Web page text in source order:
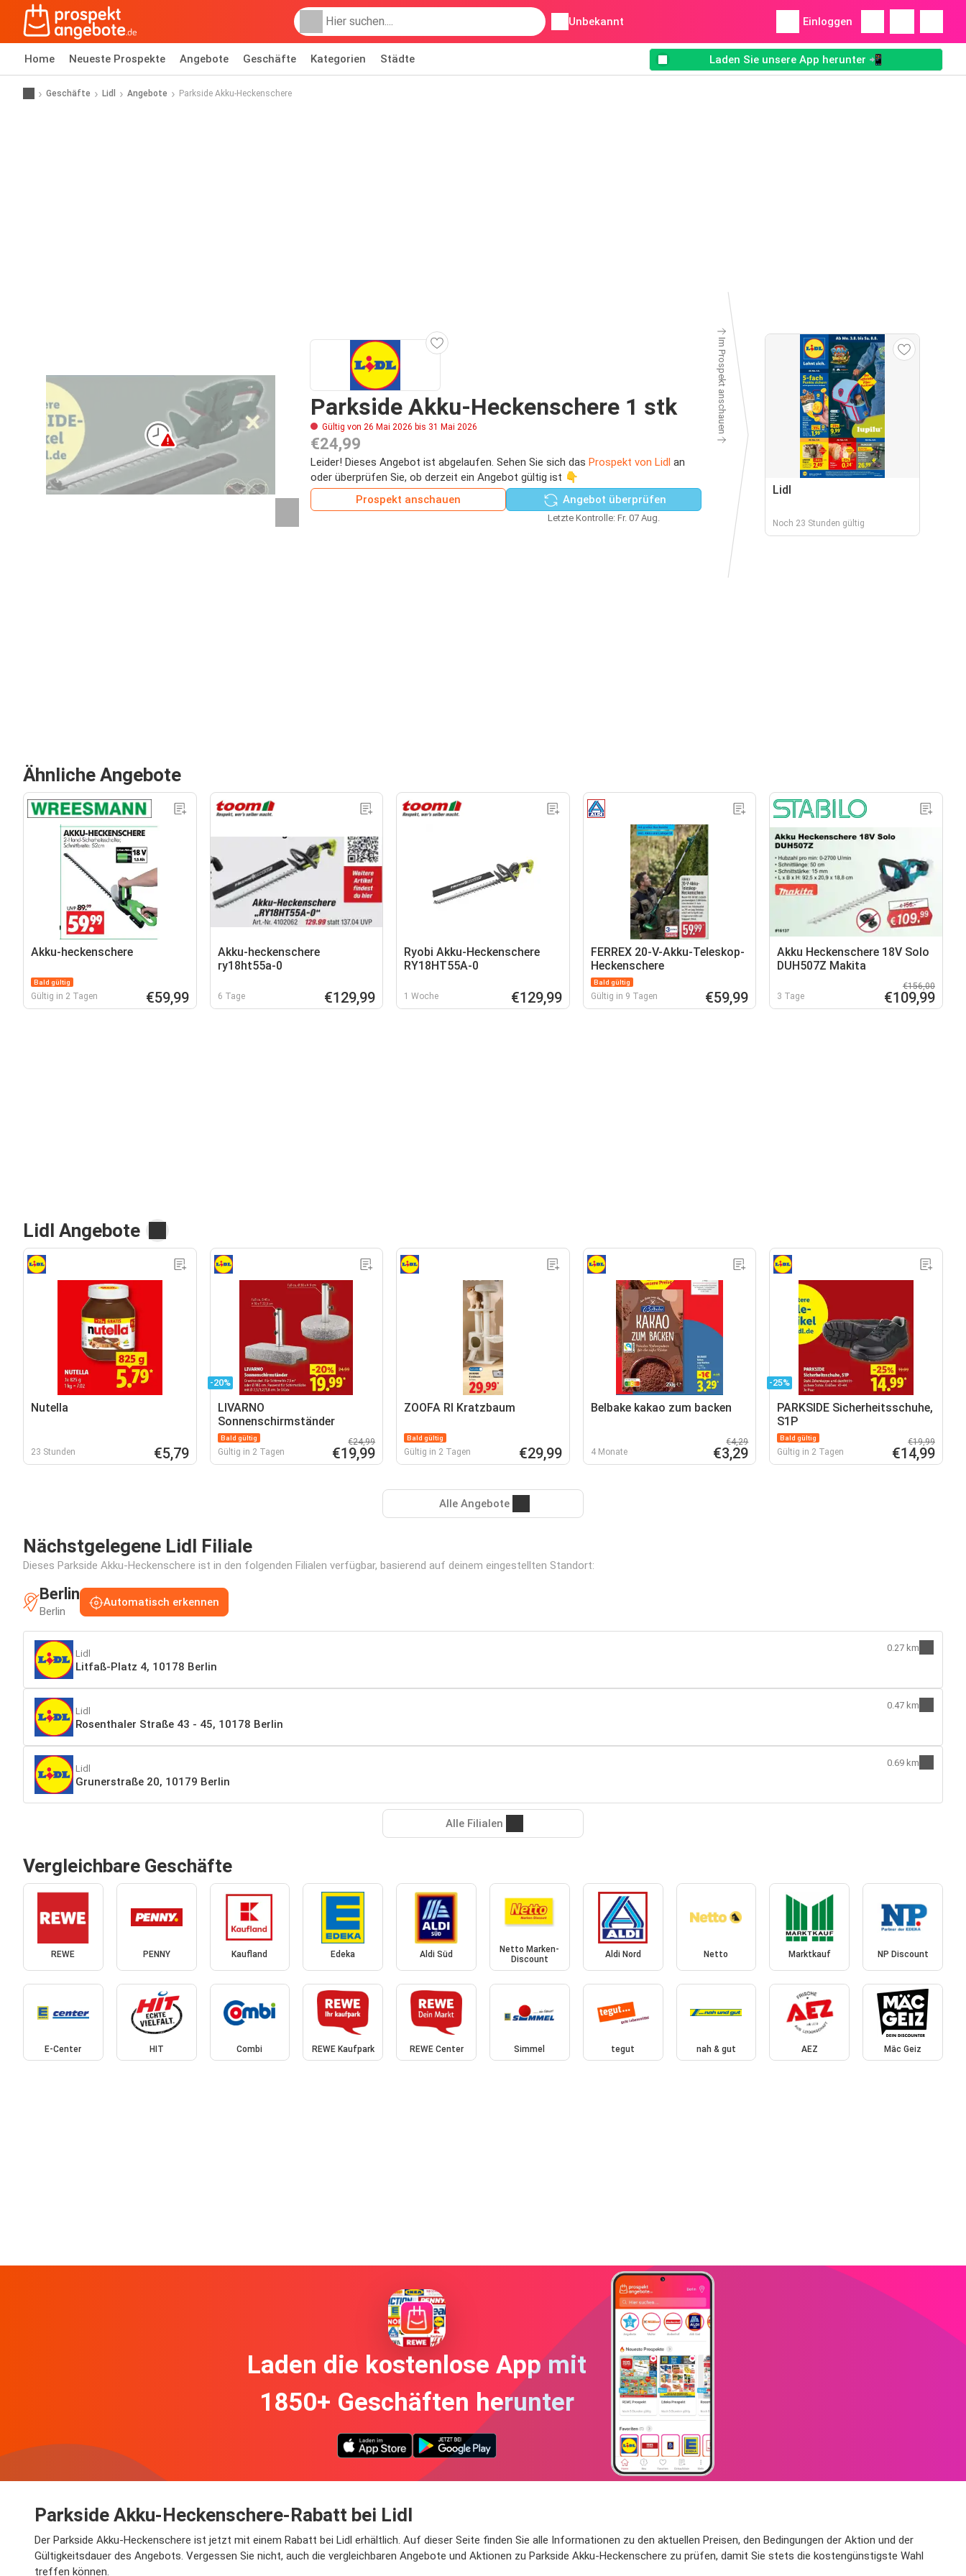
Unbekannt Einloggen
Home Neueste Prospekte Angebote Geschäfte Kategorien Städte Laden Sie unsere App herunter 📲
Geschäfte Lidl Angebote Parkside Akku-Heckenschere
Parkside Akku-Heckenschere 1 stk
Gültig von 26 Mai 2026 bis 31 Mai 2026
€24,99
Leider! Dieses Angebot ist abgelaufen. Sehen Sie sich das Prospekt von Lidl an
oder überprüfen Sie, ob derzeit ein Angebot gültig ist 👇
Prospekt anschauen
Angebot überprüfen
Letzte Kontrolle: Fr. 07 Aug.
Im Prospekt anschauen
Lidl
Noch 23 Stunden gültig
Ähnliche Angebote
Akku-heckenschere
Bald gültig
Gültig in 2 Tagen €59,99
Akku-heckenschere
ry18ht55a-0
6 Tage €129,99
Ryobi Akku-Heckenschere
RY18HT55A-0
1 Woche €129,99
FERREX 20-V-Akku-Teleskop-
Heckenschere
Bald gültig
Gültig in 9 Tagen €59,99
Akku Heckenschere 18V Solo
DUH507Z Makita
3 Tage
€156,00
€109,99
Lidl Angebote
Nutella
23 Stunden €5,79
-20%
LIVARNO
Sonnenschirmständer
Bald gültig
Gültig in 2 Tagen
€24,99
€19,99
ZOOFA RI Kratzbaum
Bald gültig
Gültig in 2 Tagen €29,99
Belbake kakao zum backen
4 Monate
€4,29
€3,29
-25%
PARKSIDE Sicherheitsschuhe,
S1P
Bald gültig
Gültig in 2 Tagen
€19,99
€14,99
Alle Angebote
Nächstgelegene Lidl Filiale
Dieses Parkside Akku-Heckenschere ist in den folgenden Filialen verfügbar, basierend auf deinem eingestellten Standort:
Berlin
Berlin
Automatisch erkennen
Lidl
Litfaß-Platz 4, 10178 Berlin
0.27 km
Lidl
Rosenthaler Straße 43 - 45, 10178 Berlin
0.47 km
Lidl
Grunerstraße 20, 10179 Berlin
0.69 km
Alle Filialen
Vergleichbare Geschäfte
REWE PENNY Kaufland Edeka Aldi Süd
Netto Marken-
Discount
Aldi Nord Netto Marktkauf NP Discount
E-Center HIT Combi REWE Kaufpark REWE Center Simmel tegut nah & gut AEZ Mäc Geiz
Laden die kostenlose App mit
1850+ Geschäften herunter
Parkside Akku-Heckenschere-Rabatt bei Lidl
Der Parkside Akku-Heckenschere ist jetzt mit einem Rabatt bei Lidl erhältlich. Auf dieser Seite finden Sie alle Informationen zu den aktuellen Preisen, den Bedingungen der Aktion und der
Gültigkeitsdauer des Angebots. Vergessen Sie nicht, auch die vergleichbaren Angebote und Aktionen zu Parkside Akku-Heckenschere zu prüfen, damit Sie stets die kostengünstigste Wahl
treffen können.